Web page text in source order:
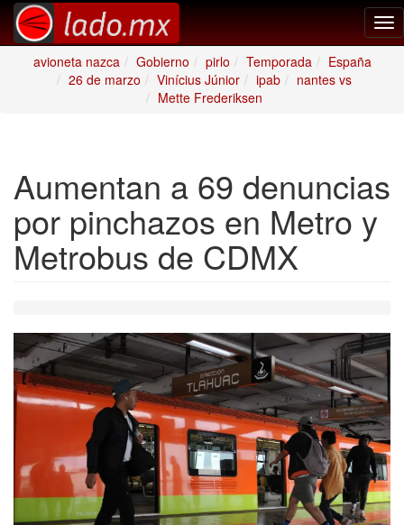
avioneta nazca
Gobierno pirlo Temporada
España
26 de marzo
Vinícius Júnior ipab
nantes vs
Mette Frederiksen
Aumentan a 69 denuncias
por pinchazos en Metro y
Metrobus de CDMX